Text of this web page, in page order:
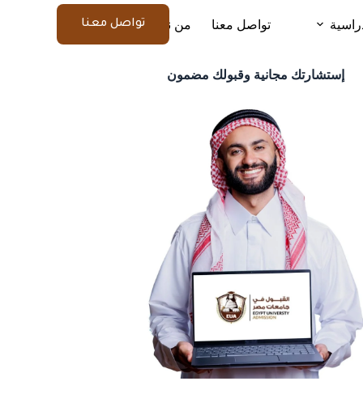
تواصل معنا من نحن المزيد
تواصل معنا
إستشارتك مجانية وقبولك مضمون